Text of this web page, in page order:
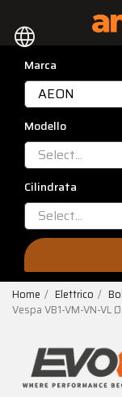
language
Marca
AEON
Modello
Select...
Cilindrata
Select...
Home Elettrico
Vespa VB1-VM-VN-VL